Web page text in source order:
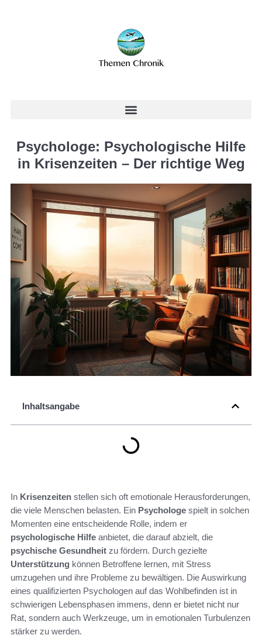
Psychologe: Psychologische Hilfe
in Krisenzeiten – Der richtige Weg
Inhaltsangabe
In Krisenzeiten stellen sich oft emotionale Herausforderungen,
die viele Menschen belasten. Ein Psychologe spielt in solchen
Momenten eine entscheidende Rolle, indem er
psychologische Hilfe anbietet, die darauf abzielt, die
psychische Gesundheit zu fördern. Durch gezielte
Unterstützung können Betroffene lernen, mit Stress
umzugehen und ihre Probleme zu bewältigen. Die Auswirkung
eines qualifizierten Psychologen auf das Wohlbefinden ist in
schwierigen Lebensphasen immens, denn er bietet nicht nur
Rat, sondern auch Werkzeuge, um in emotionalen Turbulenzen
stärker zu werden.